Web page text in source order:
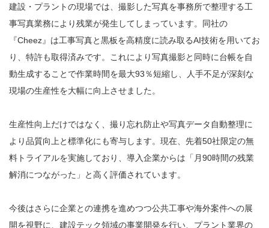
建設・プラントの現場では、撮影した写真を事務所で整理する工
事写真業務により残業が発生してしまっています。同社の
『Cheez』は工事写真と黒板を高精度に読み取るAI技術を用いてお
り、特許も取得済みです。これにより写真撮影と同時に台帳を自
動生成することで作業時間を最大93％短縮し、人手不足が深刻な
現場の生産性を大幅に向上させました。
生産性向上だけではなく、撮り忘れ防止や写真データ自動整理に
より品質向上と標準化にも寄与します。現在、先着50社限定の無
料トライアルを実施しており、導入企業からは「月90時間の残業
解消につながった」と高く評価されています。
今後はさらに企業との連携を進めつつ公共工事や海外案件への展
開を視野に、建設テック領域の事業開発を行い、プラント業界の